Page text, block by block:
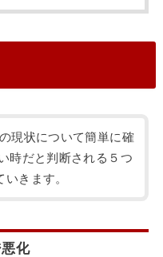
現状について簡単に確
時だと判断される５つ
きます。
化